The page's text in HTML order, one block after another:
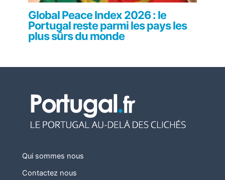
Global Peace Index 2026 : le
Portugal reste parmi les pays les
plus sûrs du monde
Qui sommes nous
Contactez nous